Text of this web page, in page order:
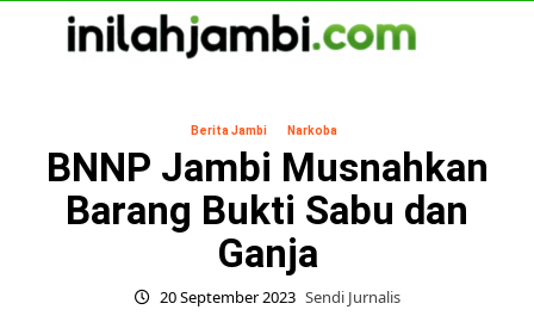
Berita Jambi Narkoba
BNNP Jambi Musnahkan
Barang Bukti Sabu dan
Ganja
20 September 2023 Sendi Jurnalis